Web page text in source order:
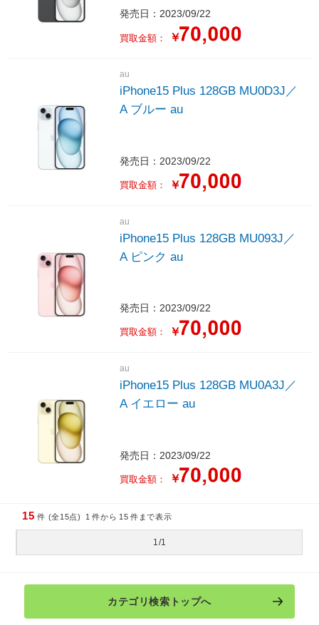
発売日：2023/09/22
買取金額： ￥
au
iPhone15 Plus 128GB MU0D3J／
A ブルー au
発売日：2023/09/22
買取金額： ￥
au
iPhone15 Plus 128GB MU093J／
A ピンク au
発売日：2023/09/22
買取金額： ￥
au
iPhone15 Plus 128GB MU0A3J／
A イエロー au
発売日：2023/09/22
買取金額： ￥
15 件 (全15点) 1 件から 15 件まで表示
1/1
カテゴリ検索トップへ